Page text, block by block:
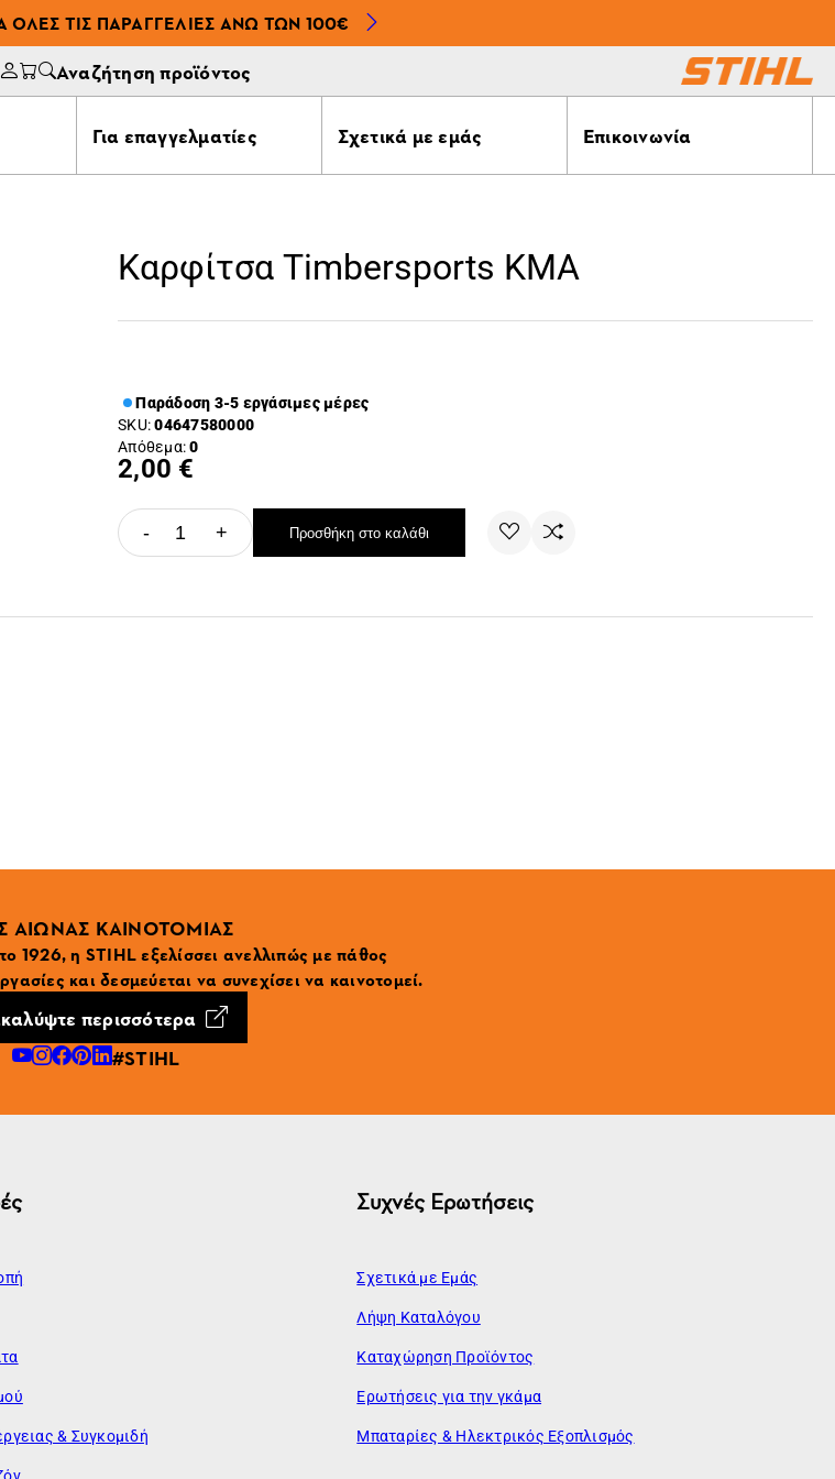
ΤΙΣ ΠΑΡΑΓΓΕΛΊΕΣ ΆΝΩ ΤΩΝ 100€
Αναζήτηση προϊόντος
Για επαγγελματίες Σχετικά με εμάς Επικοινωνία
Καρφίτσα Timbersports KMA
Παράδοση 3-5 εργάσιμες μέρες
SKU:04647580000
Απόθεμα:0
2,00 €
- + Προσθήκη στο καλάθι
ΑΙΩΝΑΣ ΚΑΙΝΟΤΟΜΙΑΣ
1926, η STIHL εξελίσσει ανελλιπώς με πάθος
και δεσμεύεται να συνεχίσει να καινοτομεί.
περισσότερα
#STIHL
& Συγκομιδή
Συχνές Ερωτήσεις
Σχετικά με Εμάς
Λήψη Καταλόγου
Καταχώρηση Προϊόντος
Ερωτήσεις για την γκάμα
Μπαταρίες & Ηλεκτρικός Εξοπλισμός